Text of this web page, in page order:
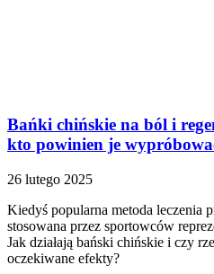
Bańki chińskie na ból i
kto powinien je
26 lutego 2025
Kiedyś popularna metoda leczenia
stosowana przez sportowców
Jak działają bański chińskie i czy
oczekiwane efekty?